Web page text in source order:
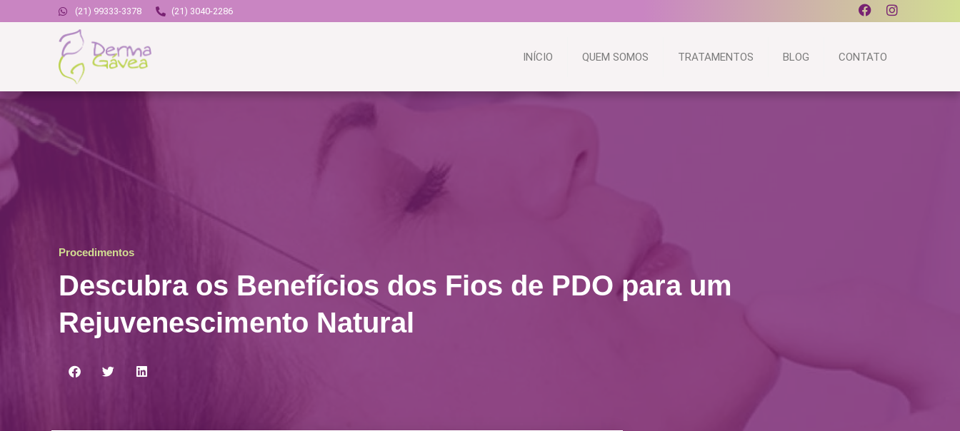
(21) 99333-3378 (21) 3040-2286
INÍCIO QUEM SOMOS TRATAMENTOS BLOG CONTATO
Procedimentos
Descubra os Benefícios dos Fios de PDO para um
Rejuvenescimento Natural